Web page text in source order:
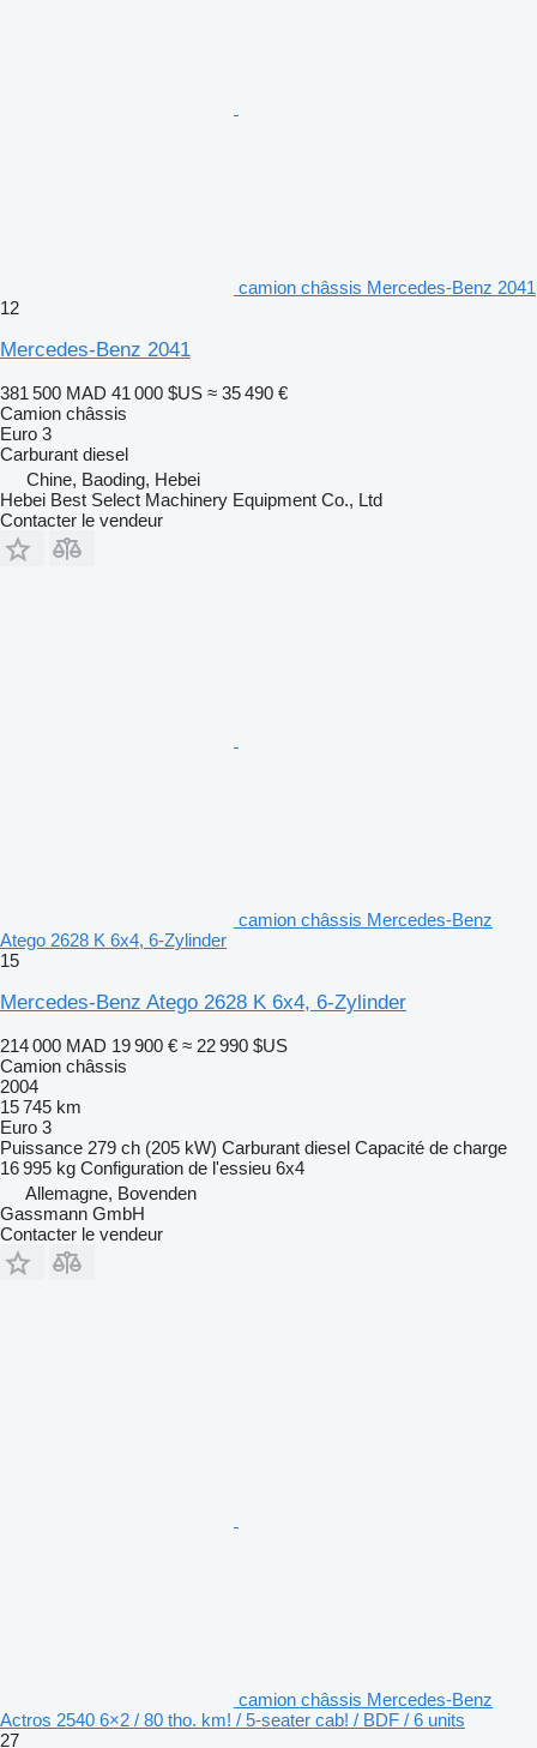
camion châssis Mercedes-Benz 2041
12
Mercedes-Benz 2041
381 500 MAD 41 000 $US ≈ 35 490 €
Camion châssis
Euro 3
Carburant diesel
Chine, Baoding, Hebei
Hebei Best Select Machinery Equipment Co., Ltd
Contacter le vendeur
camion châssis Mercedes-Benz
Atego 2628 K 6x4, 6-Zylinder
15
Mercedes-Benz Atego 2628 K 6x4, 6-Zylinder
214 000 MAD 19 900 € ≈ 22 990 $US
Camion châssis
2004
15 745 km
Euro 3
Puissance 279 ch (205 kW) Carburant diesel Capacité de charge
16 995 kg Configuration de l'essieu 6x4
Allemagne, Bovenden
Gassmann GmbH
Contacter le vendeur
camion châssis Mercedes-Benz
Actros 2540 6×2 / 80 tho. km! / 5-seater cab! / BDF / 6 units
27